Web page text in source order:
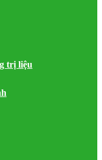
trị liệu